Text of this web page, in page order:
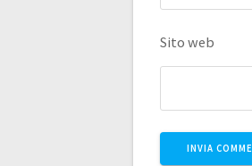
Sito web